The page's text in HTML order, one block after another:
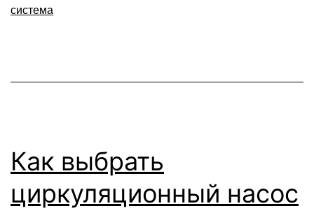
система
Как выбрать
циркуляционный насос